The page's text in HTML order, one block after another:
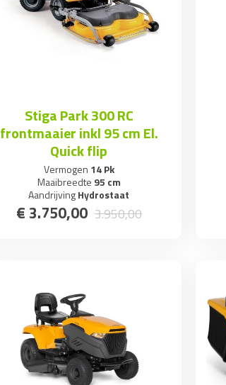
Stiga Park 300 RC
frontmaaier inkl 95 cm El.
Quick flip
Vermogen 14 Pk
Maaibreedte 95 cm
AandrijvingHydrostaat
€ 3.750,00 3.950,00